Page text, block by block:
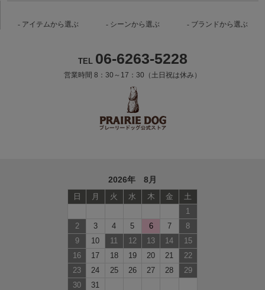
アイテムから選ぶ シーンから選ぶ ブランドから選ぶ
TEL 06-6263-5228
営業時間 8：30～17：30（土日祝は休み）
2026年 8月
日 月 火 水 木 金
土
1
2
3 4 5 6 7
8
9
10 11 12 13 14
15
16
17 18 19 20 21
22
23
24 25 26 27 28
29
30
31